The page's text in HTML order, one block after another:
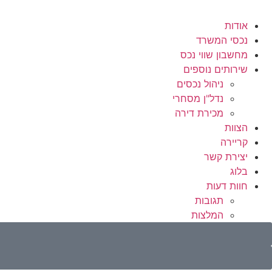
אודות
נכסי המשרד
מחשבון שווי נכס
שירותים נוספים
ניהול נכסים
נדל"ן מסחרי
מכירת דירה
הצוות
קריירה
יצירת קשר
בלוג
חוות דעות
תגובות
המלצות